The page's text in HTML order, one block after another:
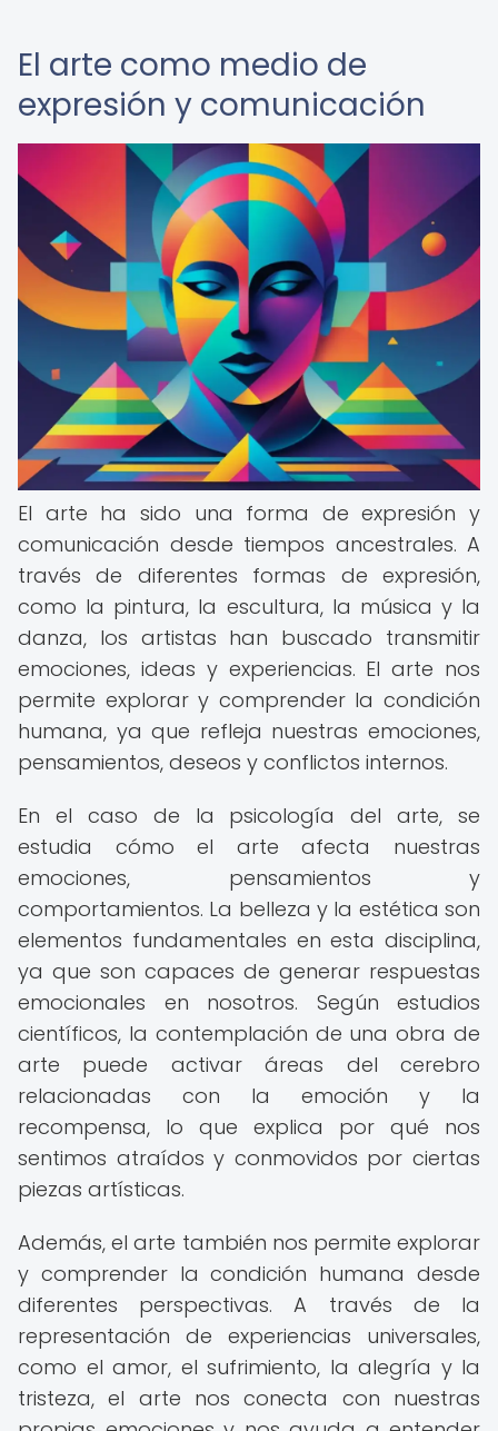
El arte como medio de
expresión y comunicación
El arte ha sido una forma de expresión y
comunicación desde tiempos ancestrales. A
través de diferentes formas de expresión,
como la pintura, la escultura, la música y la
danza, los artistas han buscado transmitir
emociones, ideas y experiencias. El arte nos
permite explorar y comprender la condición
humana, ya que refleja nuestras emociones,
pensamientos, deseos y conflictos internos.
En el caso de la psicología del arte, se
estudia cómo el arte afecta nuestras
emociones, pensamientos y
comportamientos. La belleza y la estética son
elementos fundamentales en esta disciplina,
ya que son capaces de generar respuestas
emocionales en nosotros. Según estudios
científicos, la contemplación de una obra de
arte puede activar áreas del cerebro
relacionadas con la emoción y la
recompensa, lo que explica por qué nos
sentimos atraídos y conmovidos por ciertas
piezas artísticas.
Además, el arte también nos permite explorar
y comprender la condición humana desde
diferentes perspectivas. A través de la
representación de experiencias universales,
como el amor, el sufrimiento, la alegría y la
tristeza, el arte nos conecta con nuestras